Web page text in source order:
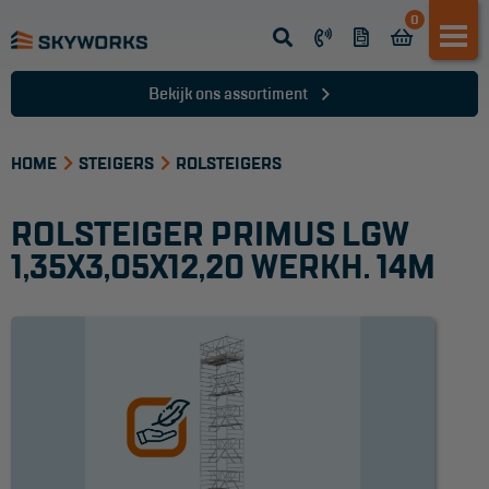
0
Opsteek ladder
Schuifladder
Telescopische ladder
Ladder accessoires
Bekijk ons assortiment
HOME STEIGERS ROLSTEIGERS
ROLSTEIGER PRIMUS LGW
1,35X3,05X12,20 WERKH. 14M